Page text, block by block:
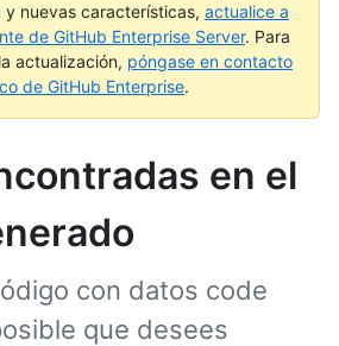
nuevas características, actualice a
de GitHub Enterprise Server. Para
actualización, póngase en contacto
de GitHub Enterprise.
en el
con datos code
que desees